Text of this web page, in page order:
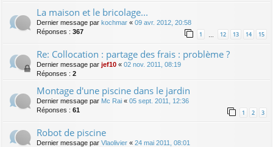
La maison et le bricolage...
Dernier message par kochmar « 09 avr. 2012, 20:58
Réponses : 367 1 12 13 14 15
Re: Collocation : partage des frais : problème ?
Dernier message par jef10 « 02 nov. 2011, 08:19
Réponses : 2
Montage d'une piscine dans le jardin
Dernier message par Mc Rai « 05 sept. 2011, 12:36
Réponses : 61 1 2 3
Robot de piscine
Dernier message par Vlaolivier « 24 mai 2011, 08:01